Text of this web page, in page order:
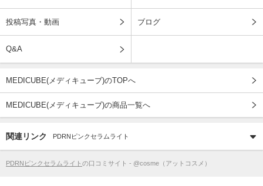
投稿写真・動画 ブログ
Q&A
MEDICUBE(メディキューブ)のTOPへ
MEDICUBE(メディキューブ)の商品一覧へ
関連リンク PDRNピンクセラムライト
PDRNピンクセラムライト の口コミサイト - @cosme（アットコスメ）